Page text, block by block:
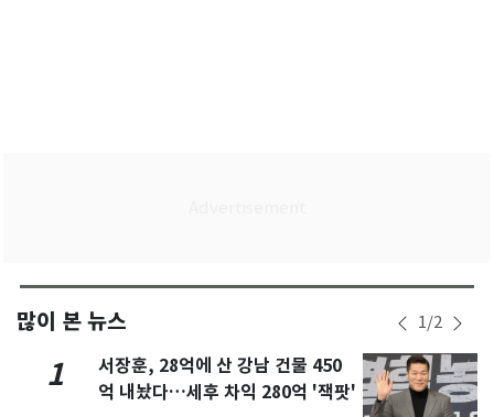
많이 본 뉴스 1/2
1
서장훈, 28억에 산 강남 건물 450
억 내놨다…세후 차익 280억 '잭팟'